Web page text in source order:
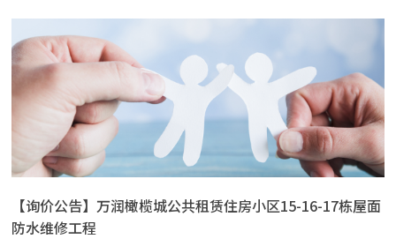
【询价公告】万润橄榄城公共租赁住房小区15-16-17栋屋面
防水维修工程